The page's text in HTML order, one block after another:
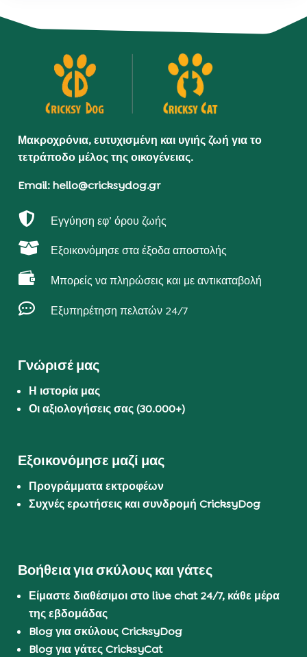
Μακροχρόνια, ευτυχισμένη και υγιής ζωή για το
τετράποδο μέλος της οικογένειας.
Email: hello@cricksydog.gr
 Εγγύηση εφ’ όρου ζωής
 Εξοικονόμησε στα έξοδα αποστολής
 Μπορείς να πληρώσεις και με αντικαταβολή
 Εξυπηρέτηση πελατών 24/7
Γνώρισέ μας
Η ιστορία μας
Οι αξιολογήσεις σας (30.000+)
Εξοικονόμησε μαζί μας
Προγράμματα εκτροφέων
Συχνές ερωτήσεις και συνδρομή CricksyDog
Βοήθεια για σκύλους και γάτες
Είμαστε διαθέσιμοι στο live chat 24/7, κάθε μέρα
της εβδομάδας
Blog για σκύλους CricksyDog
Blog για γάτες CricksyCat